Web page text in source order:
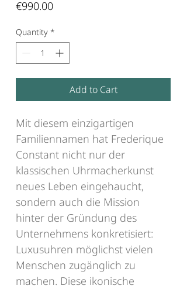
€990.00Price
Quantity *
Add to Cart
Mit diesem einzigartigen
Familiennamen hat Frederique
Constant nicht nur der
klassischen Uhrmacherkunst
neues Leben eingehaucht,
sondern auch die Mission
hinter der Gründung des
Unternehmens konkretisiert:
Luxusuhren möglichst vielen
Menschen zugänglich zu
machen. Diese ikonische